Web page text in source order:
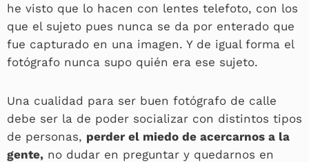
he visto que lo hacen con lentes telefoto, con los
que el sujeto pues nunca se da por enterado que
fue capturado en una imagen. Y de igual forma el
fotógrafo nunca supo quién era ese sujeto.
Una cualidad para ser buen fotógrafo de calle
debe ser la de poder socializar con distintos tipos
de personas, perder el miedo de acercarnos a la
gente, no dudar en preguntar y quedarnos en